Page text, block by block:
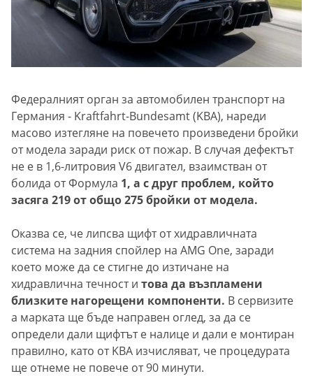
Федералният орган за автомобилен транспорт на
Германия - Kraftfahrt-Bundesamt (KBA), нареди
масово изтегляне на повечето произведени бройки
от модела заради риск от пожар. В случая дефектът
не е в 1,6-литровия V6 двигател, взаимстван от
болида от Формула 1, а с друг проблем, който
засяга 219 от общо 275 бройки от модела.
Оказва се, че липсва щифт от хидравличната
система на задния спойлер на AMG One, заради
което може да се стигне до изтичане на
хидравлична течност и това да възпламени
близките нагорещени компоненти. В сервизите
а марката ще бъде направен оглед, за да се
определи дали щифтът е налице и дали е монтиран
правилно, като от KBA изчисляват, че процедурата
ще отнеме не повече от 90 минути.